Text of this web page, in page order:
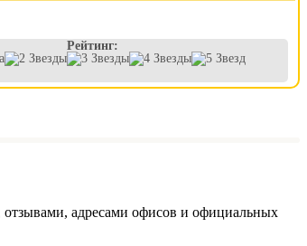
Рейтинг:
адресами офисов и официальных